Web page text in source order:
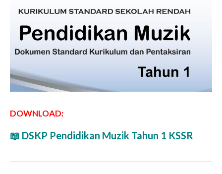
DOWNLOAD:
📖 DSKP Pendidikan Muzik Tahun 1 KSSR